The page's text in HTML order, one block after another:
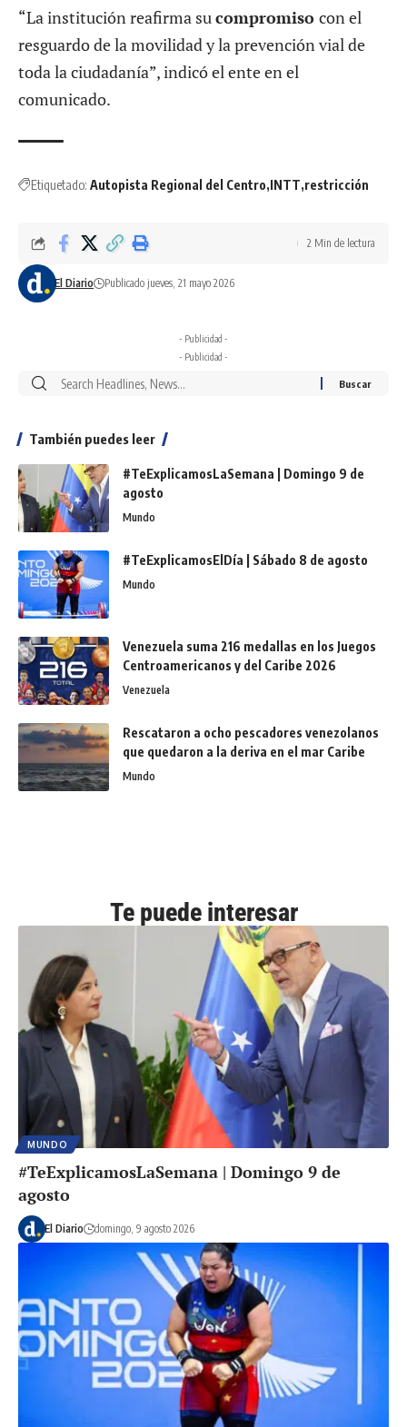
“La institución reafirma sucompromiso con el
resguardo de la movilidad y la prevención vial de
toda la ciudadanía”, indicó el ente en el
comunicado.
Etiquetado: Autopista Regional del Centro INTT restricción
El Diario Publicado jueves, 21 mayo 2026
2 Min de lectura
- Publicidad -
- Publicidad -
También puedes leer
#TeExplicamosLaSemana | Domingo 9 de
agosto
Mundo
#TeExplicamosElDía | Sábado 8 de agosto
Mundo
Venezuela suma 216 medallas en los Juegos
Centroamericanos y del Caribe 2026
Venezuela
Rescataron a ocho pescadores venezolanos
que quedaron a la deriva en el mar Caribe
Mundo
Te puede interesar
MUNDO
#TeExplicamosLaSemana | Domingo 9 de
agosto
El Diario domingo, 9 agosto 2026